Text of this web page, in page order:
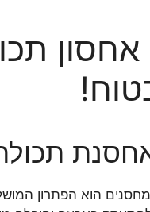
אחסון
הוא הפתרון